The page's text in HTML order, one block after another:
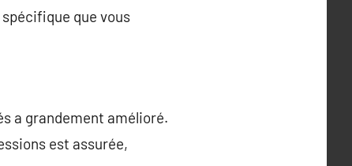
spécifique que vous
a grandement amélioré.
est assurée,